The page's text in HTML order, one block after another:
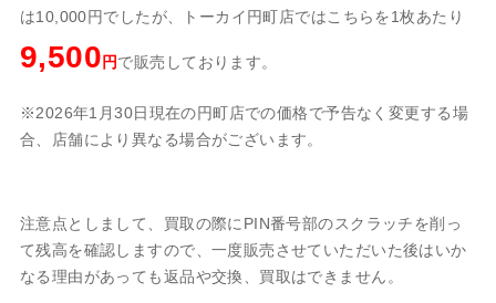
は10,000円でしたが、トーカイ円町店ではこちらを1枚あたり
9,500 円で販売しております。
※2026年1月30日現在の円町店での価格で予告なく変更する場
合、店舗により異なる場合がございます。
注意点としまして、買取の際にPIN番号部のスクラッチを削っ
て残高を確認しますので、一度販売させていただいた後はいか
なる理由があっても返品や交換、買取はできません。